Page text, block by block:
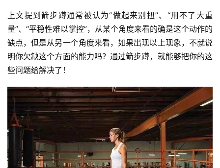
上文提到箭步蹲通常被认为“做起来别扭”、“用不了大重
量”、“平稳性难以掌控”，从某个角度来看的确是这个动作的
缺点，但是从另一个角度来看，如果出现以上现象，不就说
明你欠缺这个方面的能力吗？通过箭步蹲，就能够把你的这
些问题给解决了！